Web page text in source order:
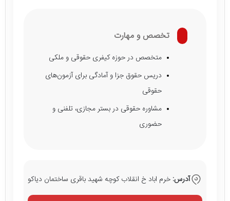
تخصص و مهارت
متخصص در حوزه کیفری حقوقی و ملکی
دریس حقوق جزا و آمادگی برای آزمون‌های
حقوقی
مشاوره حقوقی در بستر مجازی، تلفنی و
حضوری
آدرس: خرم اباد خ انقلاب کوچه شهید باقری ساختمان دیاکو